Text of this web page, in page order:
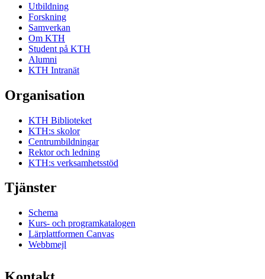
Utbildning
Forskning
Samverkan
Om KTH
Student på KTH
Alumni
KTH Intranät
Organisation
KTH Biblioteket
KTH:s skolor
Centrumbildningar
Rektor och ledning
KTH:s verksamhetsstöd
Tjänster
Schema
Kurs- och programkatalogen
Lärplattformen Canvas
Webbmejl